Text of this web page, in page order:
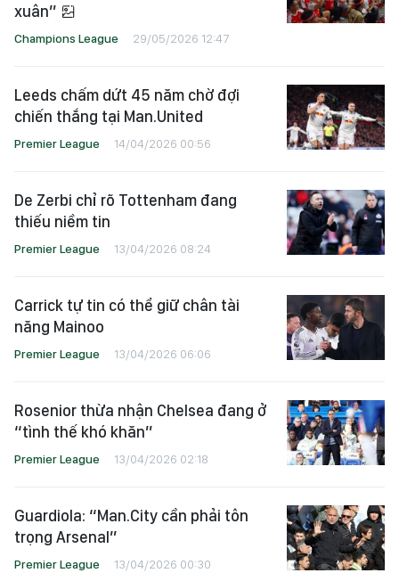
xuân”
Champions League 29/05/2026 12:47
Leeds chấm dứt 45 năm chờ đợi
chiến thắng tại Man.United
Premier League 14/04/2026 00:56
De Zerbi chỉ rõ Tottenham đang
thiếu niềm tin
Premier League 13/04/2026 08:24
Carrick tự tin có thể giữ chân tài
năng Mainoo
Premier League 13/04/2026 06:06
Rosenior thừa nhận Chelsea đang ở
“tình thế khó khăn”
Premier League 13/04/2026 02:18
Guardiola: “Man.City cần phải tôn
trọng Arsenal”
Premier League 13/04/2026 00:30